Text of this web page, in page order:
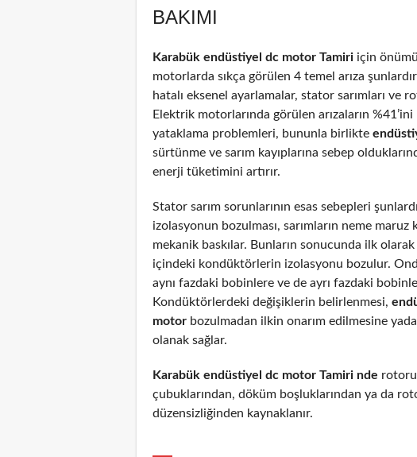
BAKIMI
Karabük endüstiyel dc motor Tamiri için
motorlarda sıkça görülen 4 temel arıza
hatalı eksenel ayarlamalar, stator sarımları ve
Elektrik motorlarında görülen arızaların %41’ini
yataklama problemleri, bununla birlikte
sürtünme ve sarım kayıplarına sebep
enerji tüketimini artırır.
Stator sarım sorunlarının esas sebepleri
izolasyonun bozulması, sarımların neme maruz
mekanik baskılar. Bunların sonucunda ilk olarak
içindeki kondüktörlerin izolasyonu bozulur.
aynı fazdaki bobinlere ve de ayrı fazdaki
Kondüktörlerdeki değişiklerin belirlenmesi,
motor bozulmadan ilkin onarım edilmesine
olanak sağlar.
Karabük endüstiyel dc motor Tamiri nde rotoru
çubuklarından, döküm boşluklarından ya da
düzensizliğinden kaynaklanır.